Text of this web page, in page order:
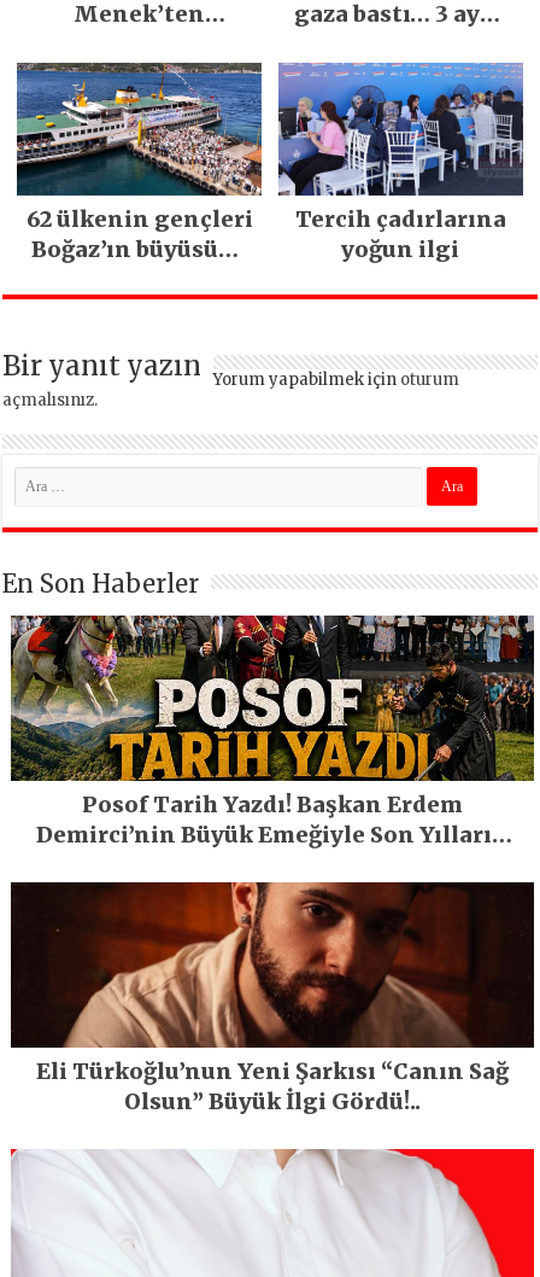
Menek’ten
heyelan sonrası
kritik uyarı
gaza bastı… 3 ayda
edildi
62 ülkenin gençleri
Boğaz’ın büyüsüne
Tercih çadırlarına
yoğun ilgi
Bir yanıt yazın Yorum yapabilmek için oturum
açmalısınız.
En Son Haberler
Posof Tarih Yazdı! Başkan Erdem
Demirci’nin Büyük Emeğiyle Son Yılların
Eli Türkoğlu’nun Yeni Şarkısı “Canın Sağ
Olsun” Büyük İlgi Gördü!..